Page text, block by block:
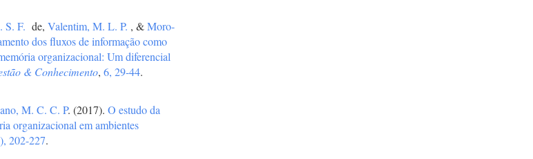
S. F. de,Valentim, M. L. P. , &Moro-
dos fluxos de informação como
organizacional: Um diferencial
& Conhecimento,6, 29-44.
M. C. C. P. (2017).O estudo da
organizacional em ambientes
202-227.